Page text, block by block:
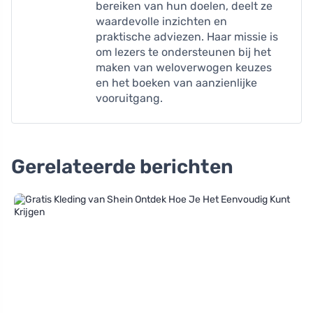
bereiken van hun doelen, deelt ze
waardevolle inzichten en
praktische adviezen. Haar missie is
om lezers te ondersteunen bij het
maken van weloverwogen keuzes
en het boeken van aanzienlijke
vooruitgang.
Gerelateerde berichten